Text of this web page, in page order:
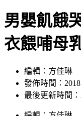
男嬰飢餓
衣餵哺母
發佈時間：
最後更新時間：